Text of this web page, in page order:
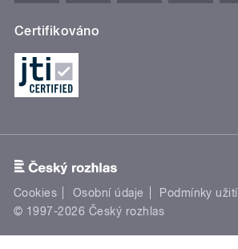
Certifikováno
Cookies Osobní údaje Podmínky užití
© 1997-2026 Český rozhlas